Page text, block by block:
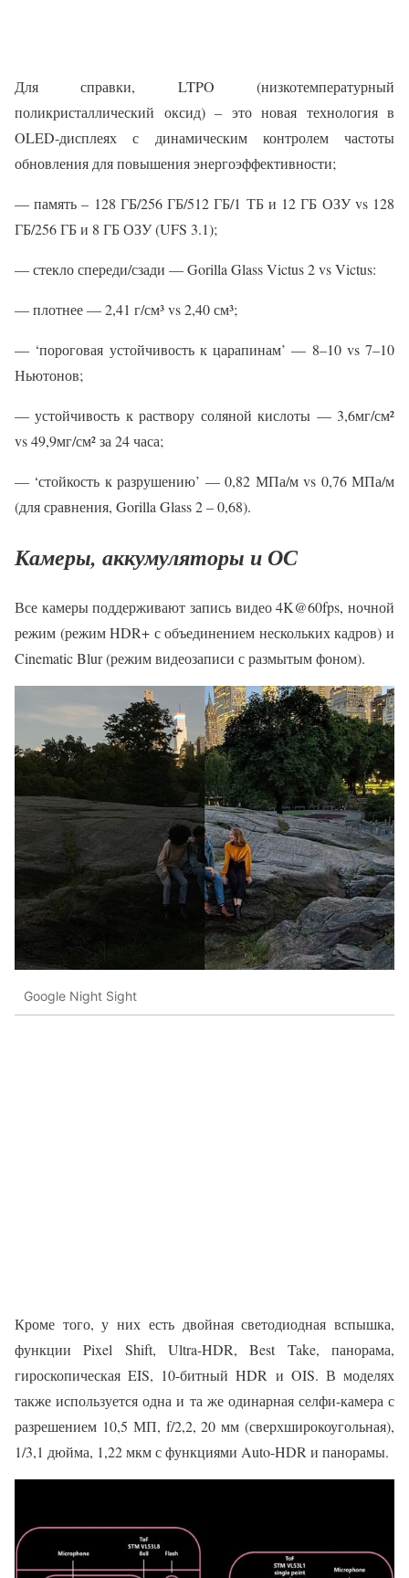
Для справки, LTPO (низкотемпературный
поликристаллический оксид) – это новая технология в
OLED-дисплеях с динамическим контролем частоты
обновления для повышения энергоэффективности;
— память – 128 ГБ/256 ГБ/512 ГБ/1 ТБ и 12 ГБ ОЗУ vs 128
ГБ/256 ГБ и 8 ГБ ОЗУ (UFS 3.1);
— стекло спереди/сзади — Gorilla Glass Victus 2 vs Victus:
— плотнее — 2,41 г/см³ vs 2,40 см³;
— ‘пороговая устойчивость к царапинам’ — 8–10 vs 7–10
Ньютонов;
— устойчивость к раствору соляной кислоты — 3,6мг/см²
vs 49,9мг/см² за 24 часа;
— ‘стойкость к разрушению’ — 0,82 МПа/м vs 0,76 МПа/м
(для сравнения, Gorilla Glass 2 – 0,68).
Камеры, аккумуляторы и ОС
Все камеры поддерживают запись видео 4K@60fps, ночной
режим (режим HDR+ с объединением нескольких кадров) и
Cinematic Blur (режим видеозаписи с размытым фоном).
Google Night Sight
Кроме того, у них есть двойная светодиодная вспышка,
функции Pixel Shift, Ultra-HDR, Best Take, панорама,
гироскопическая EIS, 10-битный HDR и OIS. В моделях
также используется одна и та же одинарная селфи-камера с
разрешением 10,5 МП, f/2,2, 20 мм (сверхширокоугольная),
1/3,1 дюйма, 1,22 мкм с функциями Auto-HDR и панорамы.